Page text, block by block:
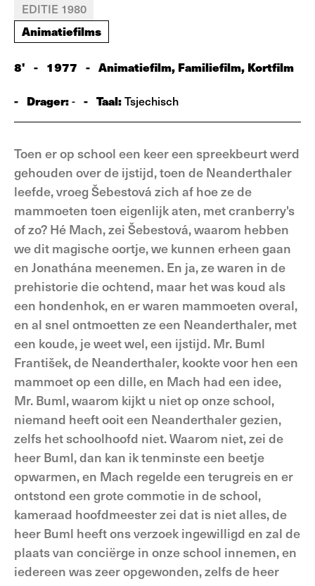
EDITIE 1980
Animatiefilms
8' - 1977 - Animatiefilm, Familiefilm, Kortfilm
- Drager:- - Taal:Tsjechisch
Toen er op school een keer een spreekbeurt werd
gehouden over de ijstijd, toen de Neanderthaler
leefde, vroeg Šebestová zich af hoe ze de
mammoeten toen eigenlijk aten, met cranberry's
of zo? Hé Mach, zei Šebestová, waarom hebben
we dit magische oortje, we kunnen erheen gaan
en Jonathána meenemen. En ja, ze waren in de
prehistorie die ochtend, maar het was koud als
een hondenhok, en er waren mammoeten overal,
en al snel ontmoetten ze een Neanderthaler, met
een koude, je weet wel, een ijstijd. Mr. Buml
František, de Neanderthaler, kookte voor hen een
mammoet op een dille, en Mach had een idee,
Mr. Buml, waarom kijkt u niet op onze school,
niemand heeft ooit een Neanderthaler gezien,
zelfs het schoolhoofd niet. Waarom niet, zei de
heer Buml, dan kan ik tenminste een beetje
opwarmen, en Mach regelde een terugreis en er
ontstond een grote commotie in de school,
kameraad hoofdmeester zei dat is niet alles, de
heer Buml heeft ons verzoek ingewilligd en zal de
plaats van conciërge in onze school innemen, en
iedereen was zeer opgewonden, zelfs de heer